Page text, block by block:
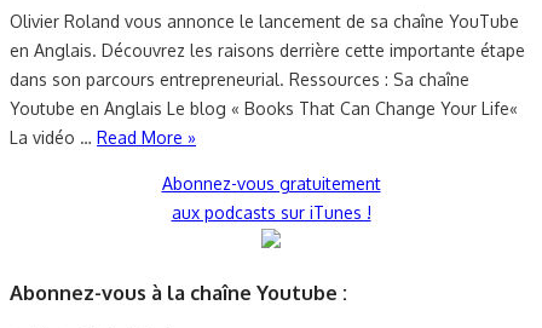
Olivier Roland vous annonce le lancement de sa chaîne YouTube
en Anglais. Découvrez les raisons derrière cette importante étape
dans son parcours entrepreneurial. Ressources : Sa chaîne
Youtube en Anglais Le blog « Books That Can Change Your Life«
La vidéo … Read More »
Abonnez-vous gratuitement
aux podcasts sur iTunes !
Abonnez-vous à la chaîne Youtube :